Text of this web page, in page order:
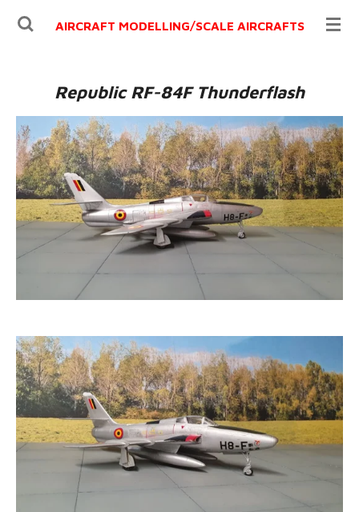
Ga
hoofdinhoud
AIRCRAFT MODELLING/SCALE AIRCRAFTS
Republic RF-84F Thunderflash